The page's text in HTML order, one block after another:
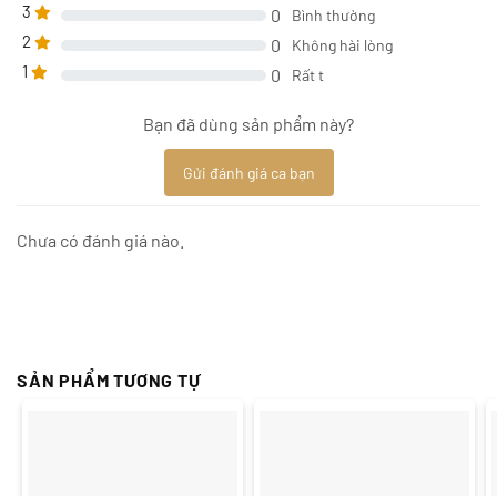
3 0 Bình thường
2 0 Không hài lòng
1 0 Rất t
Bạn đã dùng sản phẩm này?
Gửi đánh giá ca bạn
Chưa có đánh giá nào.
SẢN PHẨM TƯƠNG TỰ